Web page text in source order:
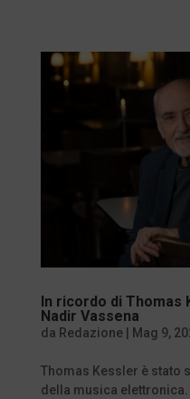
In ricordo di Thomas
Nadir Vassena
da Redazione| Mag 9,
Thomas Kessler è stato
della musica elettronica.